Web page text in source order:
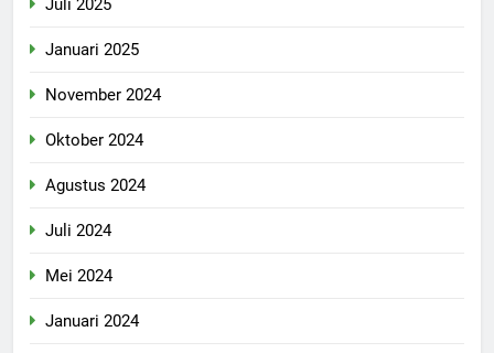
Juli 2025
Januari 2025
November 2024
Oktober 2024
Agustus 2024
Juli 2024
Mei 2024
Januari 2024